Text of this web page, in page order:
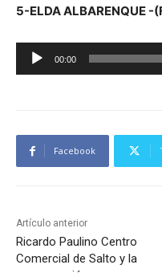
d
u
c
a
i
o
5-ELDA ALBARENQUE -
e
o
t
o
r
00:00
Facebook
Artículo anterior
Ricardo Paulino Centro
Comercial de Salto y la